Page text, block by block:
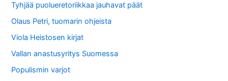
Tyhjää puolueretoriikkaa jauhavat päät
Olaus Petri, tuomarin ohjeista
Viola Heistosen kirjat
Vallan anastusyritys Suomessa
Populismin varjot